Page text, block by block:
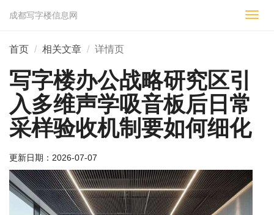
切
成都写字楼信息网
首页 相关文章 详情页
写字楼办公战略研究区引
入多维声学吸音板后日常
采样验收机制要如何细化
更新日期： 2026-07-07